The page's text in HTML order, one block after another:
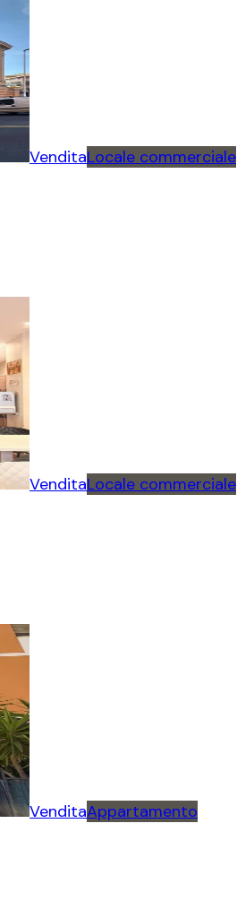
VenditaLocale commerciale
VenditaLocale commerciale
VenditaAppartamento